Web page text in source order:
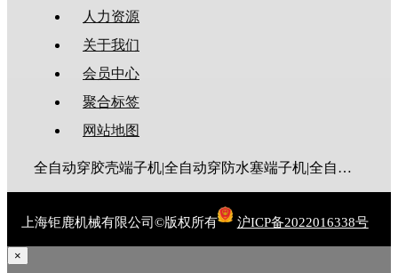
人力资源
关于我们
会员中心
聚合标签
网站地图
全自动穿胶壳端子机|全自动穿防水塞端子机|全自动穿热缩管端子机|全自动穿护套端子机|全自动穿号码管端子机|全自动端子机|全自动穿防水栓端子机|端子压着机|端子压接机|静音端子机|多芯线端子机|护套线端子机|全自动排线端子机|新能源大平方压接机|电脑剥线机|自动剥线机|裁线机|剥线机
上海钜鹿机械有限公司©版权所有 沪ICP备2022016338号
×